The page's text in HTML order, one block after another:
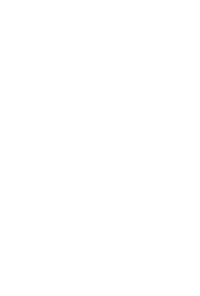
面顯示為準，若有關於
聯繫「AFTEE先享後付
support/home
易相關給付款項請求債